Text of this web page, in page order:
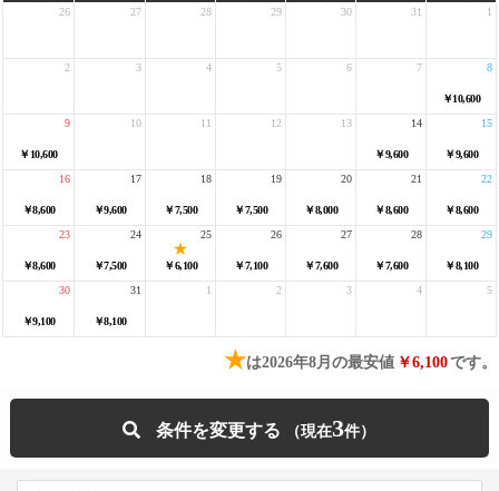
26 27 28 29 30 31 1
2 3 4 5 6 7
￥10,600
8
￥10,600
9 10 11 12 13
￥9,600
14
￥9,600
15
￥8,600
16
￥9,600
17
￥7,500
18
￥7,500
19
￥8,000
20
￥8,600
21
￥8,600
22
￥8,600
23
￥7,500
24
￥6,100
25
￥7,100
26
￥7,600
27
￥7,600
28
￥8,100
29
￥9,100
30
￥8,100
31 1 2 3 4 5
★は2026年8月の最安値 ￥6,100です。
条件を変更する 3